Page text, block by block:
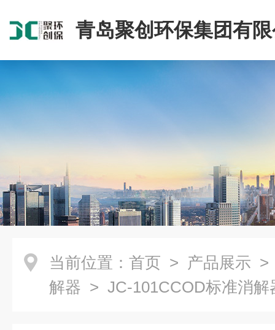
青岛聚创环保集团有
当前位置： 首页 > 产品展示
解器 > JC-101CCOD标准消解